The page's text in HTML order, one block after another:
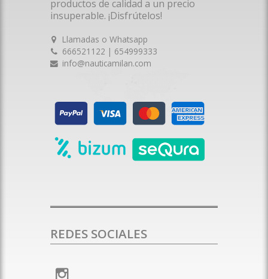
productos de calidad a un precio
insuperable. ¡Disfrútelos!
Llamadas o Whatsapp
666521122 | 654999333
info@nauticamilan.com
REDES SOCIALES